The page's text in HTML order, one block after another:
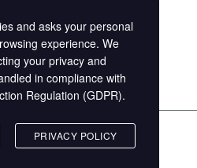
Theme for WordPress by
and asks your personal
experience. We
your privacy and
in compliance with
Regulation (GDPR).
PRIVACY POLICY